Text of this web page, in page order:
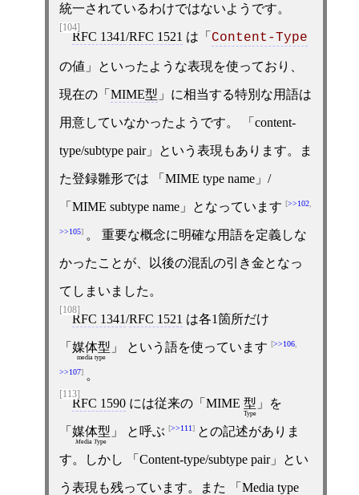
統一されているわけではないようです。
[104]
RFC 1341/RFC 1521 は「 Content-Type
の値」といったような表現を使っており、
現在の「 MIME型 」に相当する特別な用語は
用意していなかったようです。 「content-
type/subtype pair」という表現もあります。ま
た登録雛形では 「MIME type name」/
「MIME subtype name」となっています >>102,
>>105 。 重要な概念に明確な用語を定義しな
かったことが、以後の混乱の引き金となっ
てしまいました。
[108]
RFC 1341/RFC 1521 は各1箇所だけ
「 媒体型
media type
」 という語を使っています >>106,
>>107 。
[113]
RFC 1590には従来の「MIME 型
Type
」を
「 媒体型
MediaType
」 と呼ぶ >>111 との記述がありま
す。しかし 「Content-type/subtype pair」とい
う表現も残っています。また 「Media type